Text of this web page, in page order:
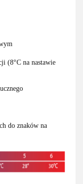
(8°C na nastawie
do znaków na